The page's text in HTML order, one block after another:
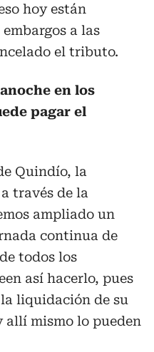
hoy están
a las
el tributo.
en los
pagar el
Quindío, la
través de la
ampliado un
continua de
todos los
así hacerlo, pues
liquidación de su
allí mismo lo pueden